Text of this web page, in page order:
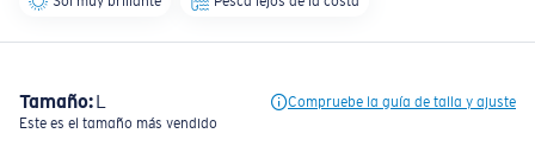
Tamaño:L
Compruebe la guía de talla y ajuste
Este es el tamaño más vendido